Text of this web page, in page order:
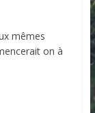
mêmes
on à